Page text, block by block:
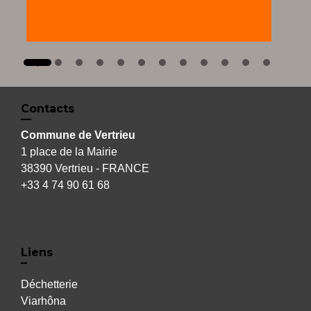
Contacts
Commune de Vertrieu
1 place de la Mairie
38390 Vertrieu - FRANCE
+33 4 74 90 61 68
Liens
Déchetterie
Viarhôna